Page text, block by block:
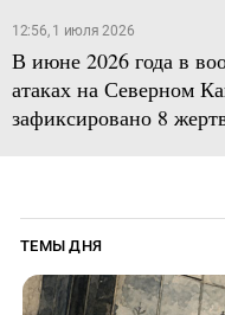
12:56, 1 июля 2026
В июне 2026 года в
атаках на Северном
зафиксировано 8
ТЕМЫ ДНЯ